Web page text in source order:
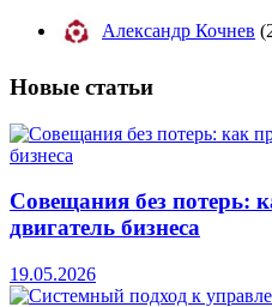
Александр Кочнев
Новые статьи
Совещания без потерь:
двигатель бизнеса
19.05.2026